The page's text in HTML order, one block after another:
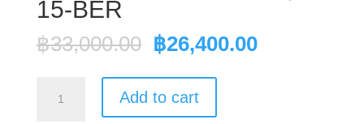
15-BER
฿33,000.00 Original
was:
฿33,000.00.
฿26,400.00Current
Add to cart